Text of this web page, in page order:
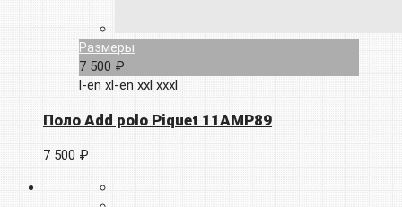
Размеры
7 500 ₽
l-en xl-en xxl xxxl
Поло Add polo Piquet 11AMP89
7 500 ₽